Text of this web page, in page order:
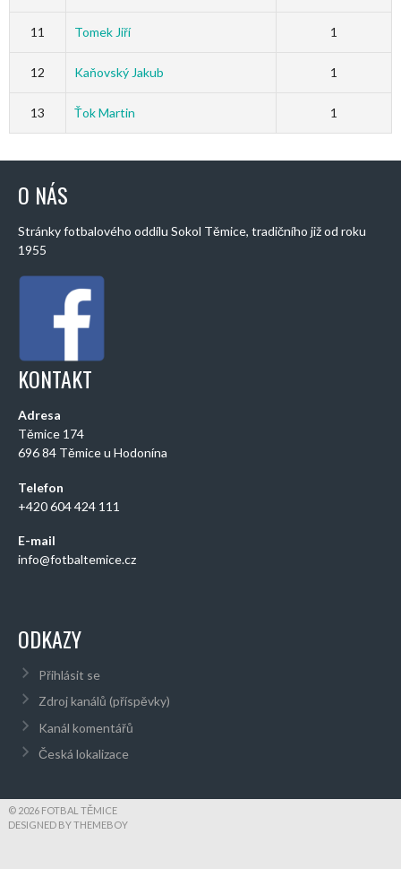
11 Tomek Jiří 1
12 Kaňovský Jakub 1
13 Ťok Martin 1
O NÁS
Stránky fotbalového oddílu Sokol Těmice, tradičního již od roku
1955
KONTAKT
Adresa
Těmice 174
696 84 Těmice u Hodonína
Telefon
+420 604 424 111
E-mail
info@fotbaltemice.cz
ODKAZY
Přihlásit se
Zdroj kanálů (příspěvky)
Kanál komentářů
Česká lokalizace
© 2026 FOTBAL TĚMICE
DESIGNED BY THEMEBOY